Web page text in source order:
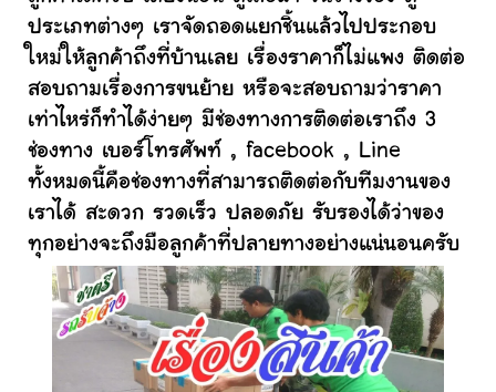
ประเภทต่างๆ เราจัดถอดแยกชิ้นแล้วไปประกอบ
ใหม่ให้ลูกค้าถึงที่บ้านเลย เรื่องราคาก็ไม่แพง ติดต่อ
สอบถามเรื่องการขนย้าย หรือจะสอบถามว่าราคา
เท่าไหร่ก็ทำได้ง่ายๆ มีช่องทางการติดต่อเราถึง 3
ช่องทาง เบอร์โทรศัพท์ , facebook , Line
ทั้งหมดนี้คือช่องทางที่สามารถติดต่อกับทีมงานของ
เราได้ สะดวก รวดเร็ว ปลอดภัย รับรองได้ว่าของ
ทุกอย่างจะถึงมือลูกค้าที่ปลายทางอย่างแน่นอนครับ